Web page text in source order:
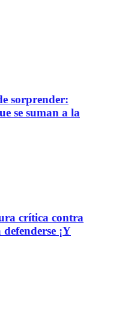
sorprender:
se suman a la
crítica contra
¡Y